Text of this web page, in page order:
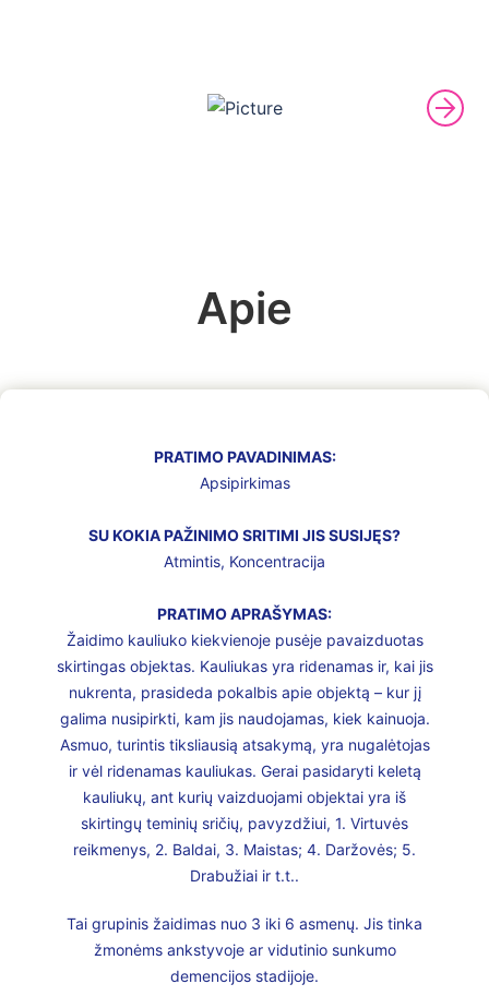
Apie
PRATIMO PAVADINIMAS:
Apsipirkimas
SU KOKIA PAŽINIMO SRITIMI JIS SUSIJĘS?
Atmintis, Koncentracija
PRATIMO APRAŠYMAS:
Žaidimo kauliuko kiekvienoje pusėje pavaizduotas
skirtingas objektas. Kauliukas yra ridenamas ir, kai jis
nukrenta, prasideda pokalbis apie objektą – kur jį
galima nusipirkti, kam jis naudojamas, kiek kainuoja.
Asmuo, turintis tiksliausią atsakymą, yra nugalėtojas
ir vėl ridenamas kauliukas. Gerai pasidaryti keletą
kauliukų, ant kurių vaizduojami objektai yra iš
skirtingų teminių sričių, pavyzdžiui, 1. Virtuvės
reikmenys, 2. Baldai, 3. Maistas; 4. Daržovės; 5.
Drabužiai ir t.t..
Tai grupinis žaidimas nuo 3 iki 6 asmenų. Jis tinka
žmonėms ankstyvoje ar vidutinio sunkumo
demencijos stadijoje.